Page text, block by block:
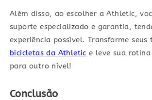
Além disso, ao escolher a Athletic,
suporte especializado e garantia,
experiência possível. Transforme seus
bicicletas da Athletic e leve sua rotina
para outro nível!
Conclusão